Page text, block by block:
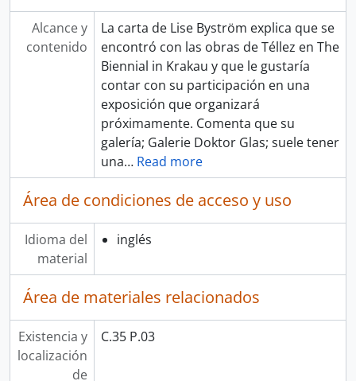
Alcance y
contenido
La carta de Lise Byström explica que se
encontró con las obras de Téllez en The
Biennial in Krakau y que le gustaría
contar con su participación en una
exposición que organizará
próximamente. Comenta que su
galería; Galerie Doktor Glas; suele tener
una… Read more
Área de condiciones de acceso y uso
Idioma del
material
inglés
Área de materiales relacionados
Existencia y
localización
de
C.35 P.03